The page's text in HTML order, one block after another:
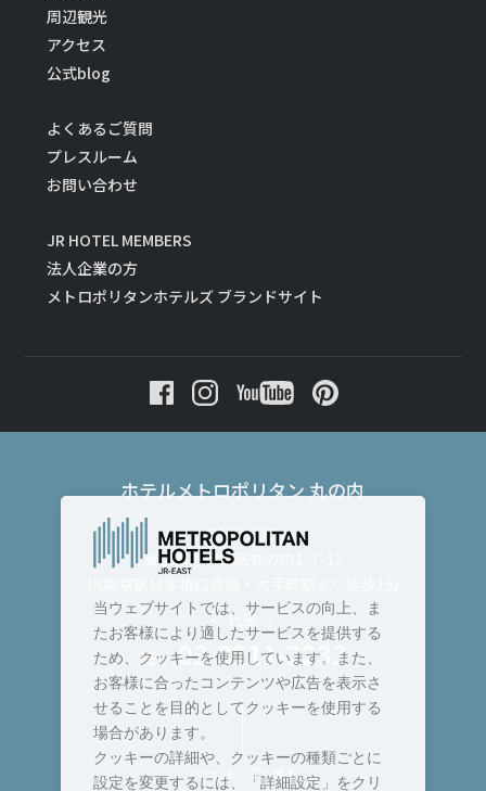
周辺観光
アクセス
公式blog
よくあるご質問
プレスルーム
お問い合わせ
JR HOTEL MEMBERS
法人企業の方
メトロポリタンホテルズ ブランドサイト
ホテルメトロポリタン 丸の内
〒100-0005
東京都千代田区丸の内1-7-12
＜ 代表 ＞
TEL :03-3211-2233
ページトップへ戻る
当ウェブサイトでは、サービスの向上、ま
たお客様により適したサービスを提供する
ため、クッキーを使用しています。また、
お客様に合ったコンテンツや広告を表示さ
せることを目的としてクッキーを使用する
場合があります。
クッキーの詳細や、クッキーの種類ごとに
設定を変更するには、「詳細設定」をクリ